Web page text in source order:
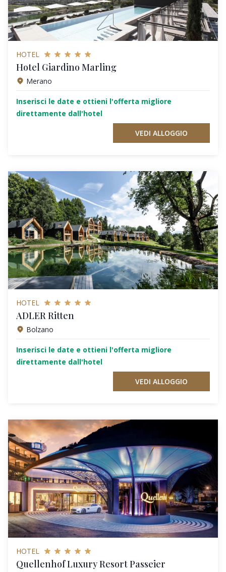
HOTEL
Hotel Giardino Marling
Merano
Inserisci le date e ottieni l'offerta migliore
direttamente dall'hotel
VEDI ALLOGGIO
HOTEL
ADLER Ritten
Bolzano
Inserisci le date e ottieni l'offerta migliore
direttamente dall'hotel
VEDI ALLOGGIO
HOTEL
Quellenhof Luxury Resort Passeier